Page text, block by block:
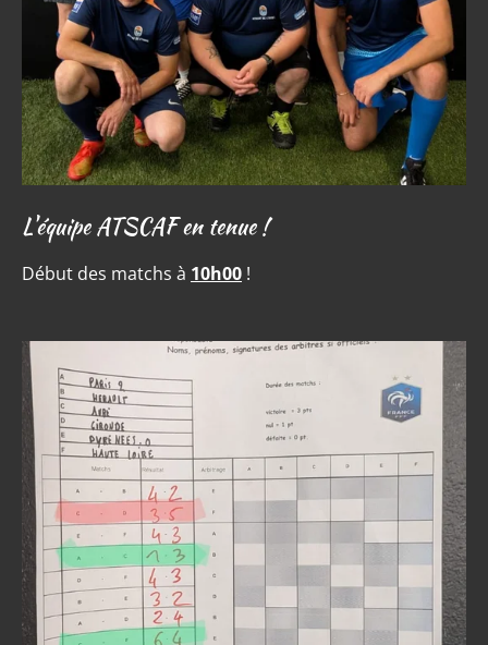
L'équipe ATSCAF en tenue !
Début des matchs à 10h00 !